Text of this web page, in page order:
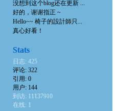
没想到这个blog还在更新 ...
好的，谢谢指正 ~
Hello~~ 椅子的設計師只...
真心好看！
Stats
日志: 425
评论: 322
引用: 0
用户: 144
到访: 11137910
在线: 1